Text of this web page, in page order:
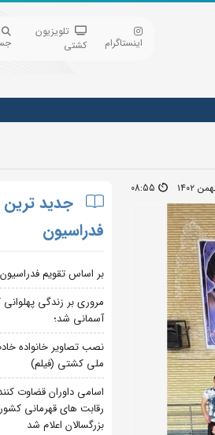
اینستاگرام
تلویزیون
کشتی
08:55
جدید ترین
فدراسیون
بر اساس تقویم
مروری بر زندگی
آسمانی شد؛
نصب تصاویر خانواده
ملی کشتی (فیلم)
اسامی داوران قضاوت
رقابت های قهرمانی
بزرگسالان اعلام شد